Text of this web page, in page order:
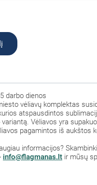
darbo dienos
vėliavų komplektas
atspausdintos
Vėliavos yra
pagamintos iš aukštos
informacijos?
info@flagmanas.lt ir mūsų